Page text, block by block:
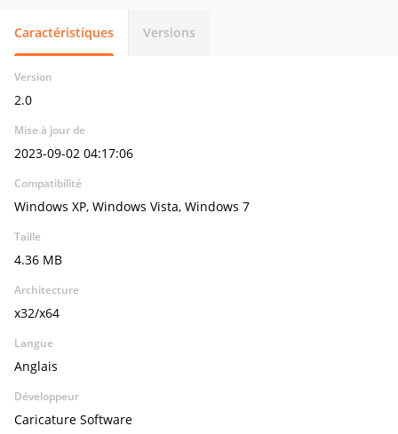
Caractéristiques Versions
Version
2.0
Mise à jour de
2023-09-02 04:17:06
Compatibilité
Windows XP, Windows Vista, Windows 7
Taille
4.36 MB
Architecture
x32/x64
Langue
Anglais
Développeur
Caricature Software